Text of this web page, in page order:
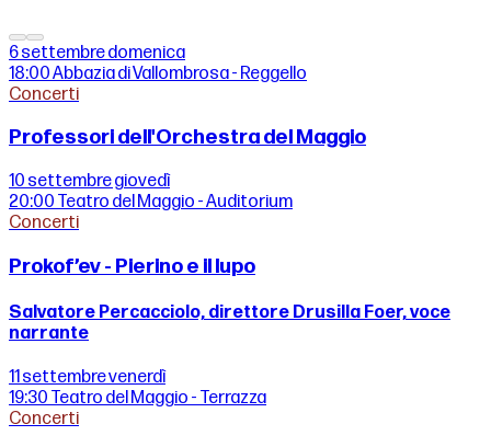
6 settembredomenica
18:00Abbazia di Vallombrosa - Reggello
Concerti
Professori dell'Orchestra del Maggio
10 settembregiovedì
20:00 Teatro del Maggio - Auditorium
Concerti
Prokof’ev - Pierino e il lupo
Salvatore Percacciolo, direttore Drusilla Foer, voce
narrante
11 settembrevenerdì
19:30 Teatro del Maggio - Terrazza
Concerti